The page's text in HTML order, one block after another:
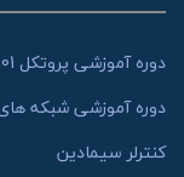
دوره آموزشی پروتکل IEC 6087-5-101
دوره آموزشی شبکه
کنترلر سیمادین